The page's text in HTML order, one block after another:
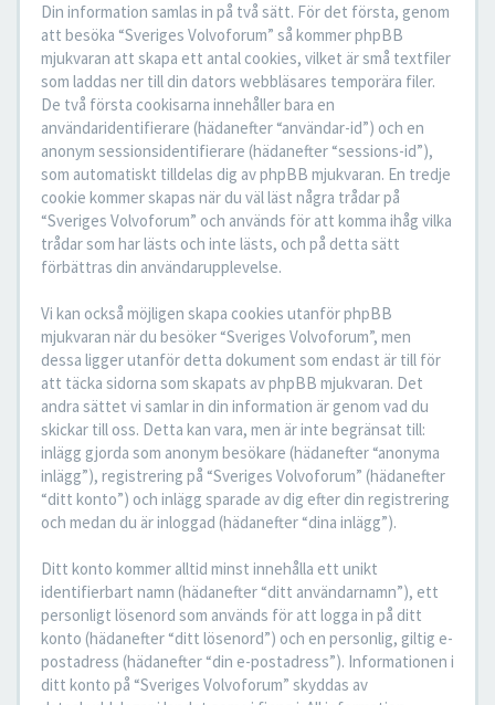
Din information samlas in på två sätt. För det första, genom
att besöka “Sveriges Volvoforum” så kommer phpBB
mjukvaran att skapa ett antal cookies, vilket är små textfiler
som laddas ner till din dators webbläsares temporära filer.
De två första cookisarna innehåller bara en
användaridentifierare (hädanefter “användar-id”) och en
anonym sessionsidentifierare (hädanefter “sessions-id”),
som automatiskt tilldelas dig av phpBB mjukvaran. En tredje
cookie kommer skapas när du väl läst några trådar på
“Sveriges Volvoforum” och används för att komma ihåg vilka
trådar som har lästs och inte lästs, och på detta sätt
förbättras din användarupplevelse.
Vi kan också möjligen skapa cookies utanför phpBB
mjukvaran när du besöker “Sveriges Volvoforum”, men
dessa ligger utanför detta dokument som endast är till för
att täcka sidorna som skapats av phpBB mjukvaran. Det
andra sättet vi samlar in din information är genom vad du
skickar till oss. Detta kan vara, men är inte begränsat till:
inlägg gjorda som anonym besökare (hädanefter “anonyma
inlägg”), registrering på “Sveriges Volvoforum” (hädanefter
“ditt konto”) och inlägg sparade av dig efter din registrering
och medan du är inloggad (hädanefter “dina inlägg”).
Ditt konto kommer alltid minst innehålla ett unikt
identifierbart namn (hädanefter “ditt användarnamn”), ett
personligt lösenord som används för att logga in på ditt
konto (hädanefter “ditt lösenord”) och en personlig, giltig e-
postadress (hädanefter “din e-postadress”). Informationen i
ditt konto på “Sveriges Volvoforum” skyddas av